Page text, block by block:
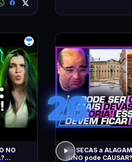
NO
26
De SECAS a
NIÑO pode